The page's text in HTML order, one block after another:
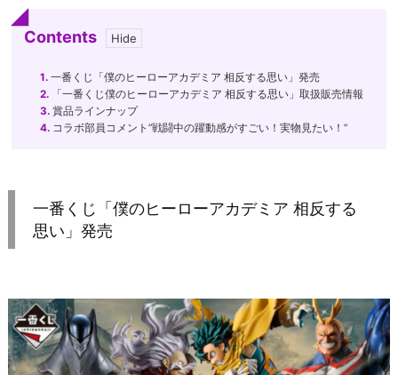
Contents
1. 一番くじ「僕のヒーローアカデミア 相反する思い」発売
2. 「一番くじ僕のヒーローアカデミア 相反する思い」取扱販売情報
3. 賞品ラインナップ
4. コラボ部員コメント”戦闘中の躍動感がすごい！実物見たい！”
一番くじ「僕のヒーローアカデミア 相反する
思い」発売